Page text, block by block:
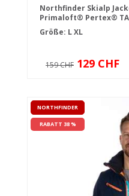
Northfinder Skialp
Primaloft® Pertex®
Größe: LXL
159 CHF 129 CHF
NORTHFINDER
RABATT 38 %